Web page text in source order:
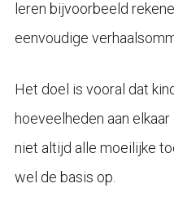
leren bijvoorbeeld
eenvoudige
Het doel is vooral dat
hoeveelheden aan
niet altijd alle moeilijke
wel de basis op.